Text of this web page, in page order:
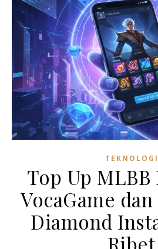
TEKNOLOGI
Top Up
VocaGame
Diamond
Ribet